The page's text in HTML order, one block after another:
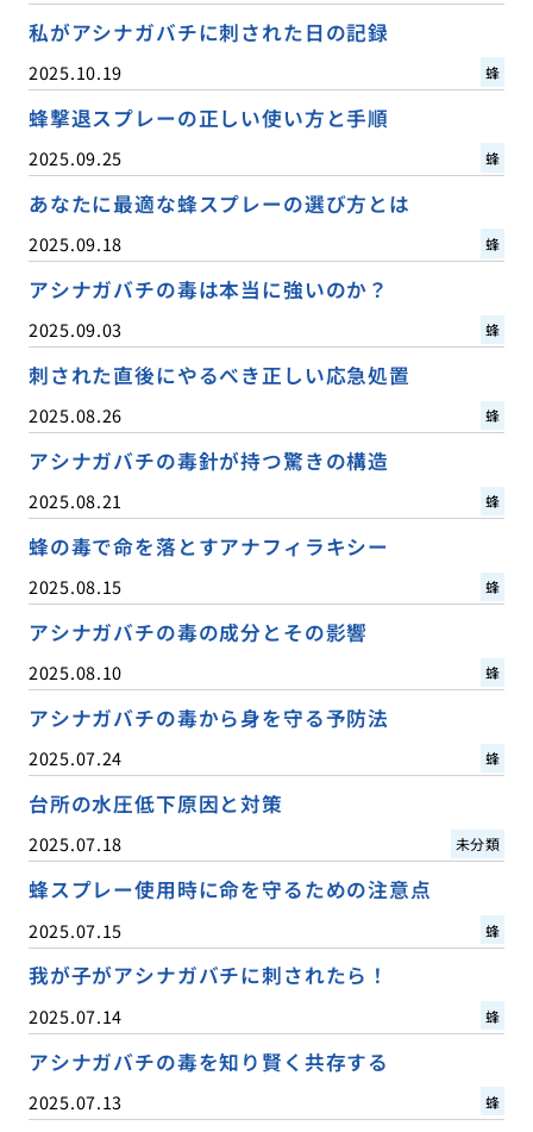
私がアシナガバチに刺された日の記録
2025.10.19 蜂
蜂撃退スプレーの正しい使い方と手順
2025.09.25 蜂
あなたに最適な蜂スプレーの選び方とは
2025.09.18 蜂
アシナガバチの毒は本当に強いのか？
2025.09.03 蜂
刺された直後にやるべき正しい応急処置
2025.08.26 蜂
アシナガバチの毒針が持つ驚きの構造
2025.08.21 蜂
蜂の毒で命を落とすアナフィラキシー
2025.08.15 蜂
アシナガバチの毒の成分とその影響
2025.08.10 蜂
アシナガバチの毒から身を守る予防法
2025.07.24 蜂
台所の水圧低下原因と対策
2025.07.18 未分類
蜂スプレー使用時に命を守るための注意点
2025.07.15 蜂
我が子がアシナガバチに刺されたら！
2025.07.14 蜂
アシナガバチの毒を知り賢く共存する
2025.07.13 蜂